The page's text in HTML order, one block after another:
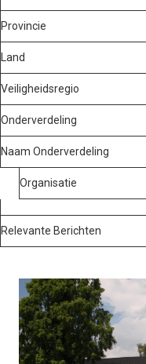
Provincie
Land
Veiligheidsregio
Onderverdeling
Naam Onderverdeling
Organisatie
Relevante Berichten